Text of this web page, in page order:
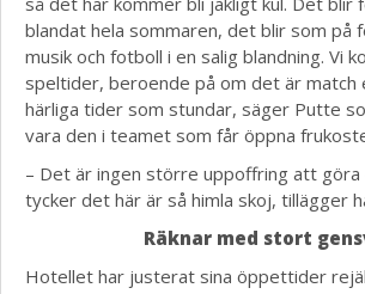
blandat hela sommaren, det blir som på
musik och fotboll i en salig blandning. Vi
speltider, beroende på om det är match
härliga tider som stundar, säger Putte
vara den i teamet som får öppna
– Det är ingen större uppoffring att
tycker det här är så himla skoj, tillägger
Räknar med stort
Hotellet har justerat sina öppettider